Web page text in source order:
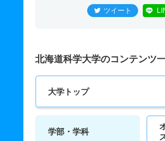
ツイート
北海道科学大学のコンテンツ
大学トップ
学部・学科